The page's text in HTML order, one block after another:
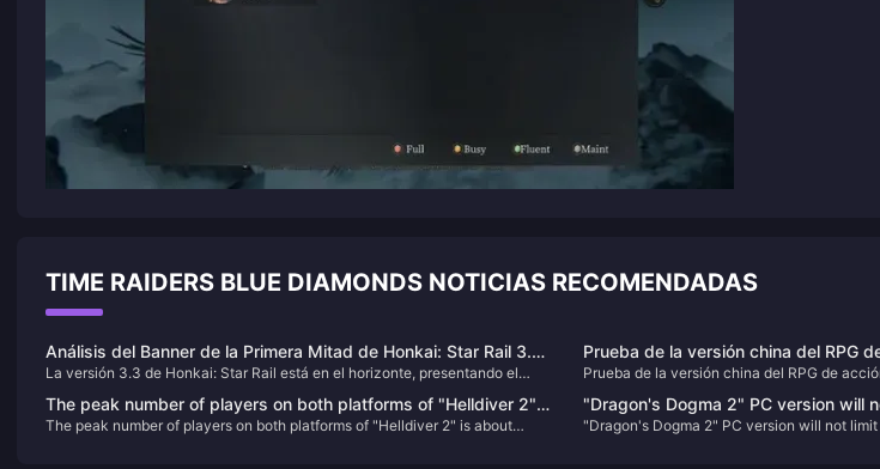
TIME RAIDERS BLUE DIAMONDS NOTICIAS RECOMENDADAS
Análisis del Banner de la Primera Mitad de Honkai: Star Rail 3.3:
¿Deberías tirar por Aventurina o Black Swan?
La versión 3.3 de Honkai: Star Rail está en el horizonte, presentando el
de Black Swan. Este artículo ofrece un análisis detallado para ayudarte a
decidir si debes intentar obtener estos personajes.
Prueba de la versión china del RPG
"Kazan": explora el nuevo universo
gestión de resistencia y ritmo de
Prueba de la versión china del RPG de
resistencia y ritmo de combate
The peak number of players on both platforms of "Helldiver 2"
is about 500,000, and it has been constantly refreshing its
The peak number of players on both platforms of "Helldiver 2" is about
"Dragon's Dogma 2" PC version will
"Dragon's Dogma 2" PC version will not